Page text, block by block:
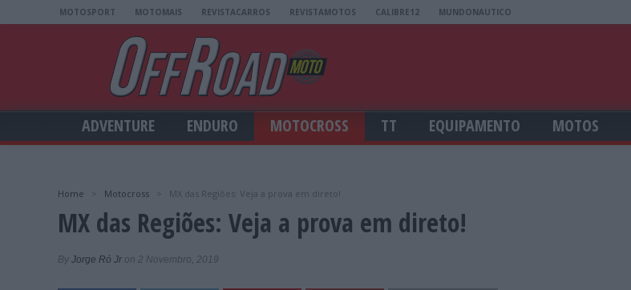
MOTOSPORT MOTOMAIS REVISTACARROS REVISTAMOTOS CALIBRE12 MUNDONAUTICO
ADVENTURE ENDURO MOTOCROSS TT EQUIPAMENTO MOTOS
Home Motocross MX das Regiões: Veja a prova em direto!
MX das Regiões: Veja a prova em direto!
By Jorge Ró Jr on 2 Novembro, 2019